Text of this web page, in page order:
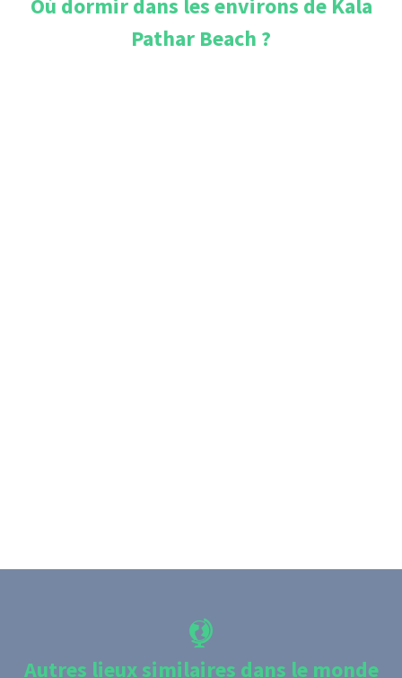
Où dormir dans les environs de Kala
Pathar Beach ?
Autres lieux similaires dans le monde